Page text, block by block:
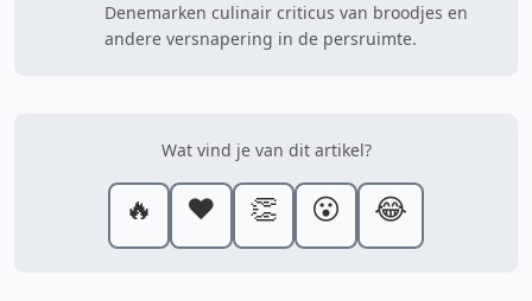
Denemarken culinair criticus van broodjes en
andere versnapering in de persruimte.
Wat vind je van dit artikel?
🔥 ❤️ 👏 😮 😂